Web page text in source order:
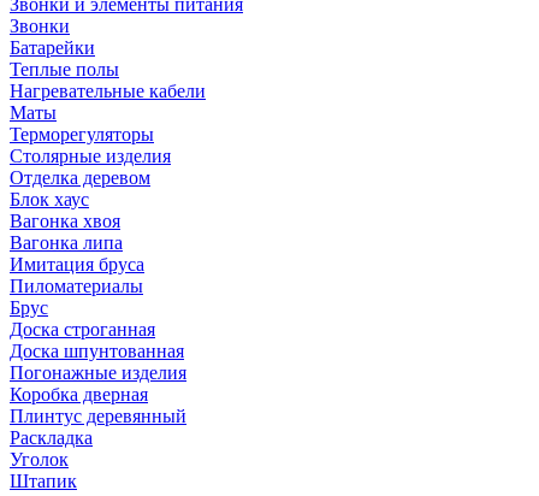
Звонки и элементы питания
Звонки
Батарейки
Теплые полы
Нагревательные кабели
Маты
Терморегуляторы
Столярные изделия
Отделка деревом
Блок хаус
Вагонка хвоя
Вагонка липа
Имитация бруса
Пиломатериалы
Брус
Доска строганная
Доска шпунтованная
Погонажные изделия
Коробка дверная
Плинтус деревянный
Раскладка
Уголок
Штапик